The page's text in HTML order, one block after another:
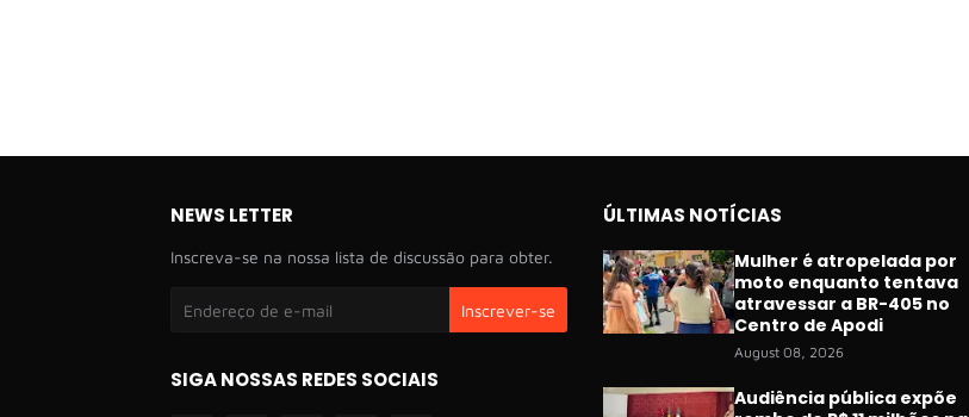
NEWS LETTER
Inscreva-se na nossa lista de discussão para obter.
SIGA NOSSAS REDES SOCIAIS
ÚLTIMAS NOTÍCIAS
Mulher é atropelada por
moto enquanto tentava
atravessar a BR-405 no
Centro de Apodi
August 08, 2026
Audiência pública expõe